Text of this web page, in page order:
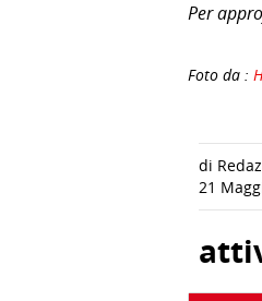
Per
Foto da :
di
21